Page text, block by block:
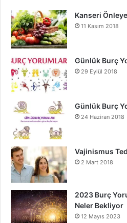
Kanseri
11 Kasım 2018
Günlük Burç
29 Eylül 2018
Günlük Burç
24 Haziran 2018
Vajinismus
2 Mart 2018
2023 Burç
Neler Bekliyor
12 Mayıs 2023